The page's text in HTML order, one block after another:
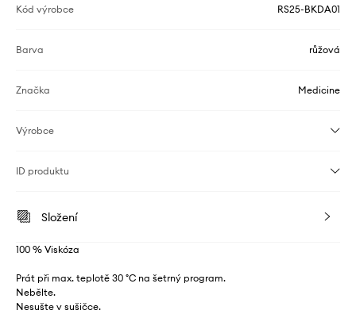
Kód výrobce RS25-BKDA01
Barva růžová
Značka Medicine
Výrobce
ID produktu
Složení
100 % Viskóza
Prát při max. teplotě 30 °C na šetrný program.
Nebělte.
Nesušte v sušičce.